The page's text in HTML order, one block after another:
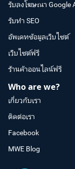
รับลงโฆษณา Google
รับทำ SEO
อัพเดทข้อมูลเว็บไซต์
เว็บไซต์ฟรี
ร้านค้าออนไลน์ฟรี
Who are we?
เกี่ยวกับเรา
ติดต่อเรา
Facebook
MWE Blog